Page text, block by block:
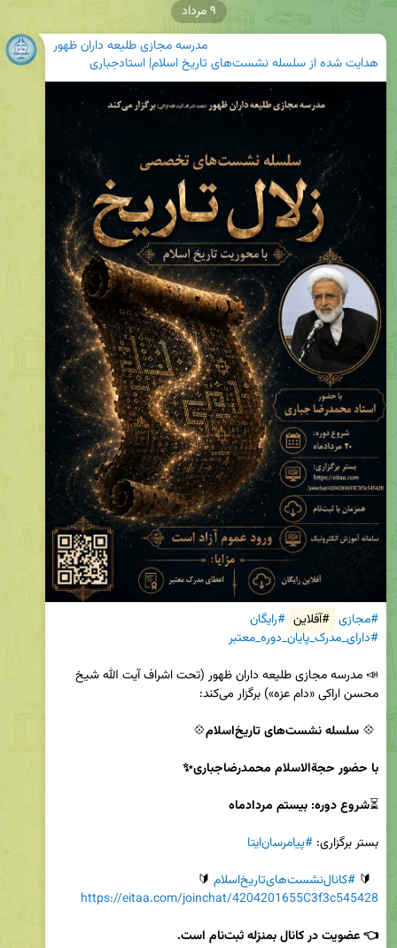
مدرسه مجازی طلیعه داران ظهور
هدایت شده از سلسله نشست‌های تاریخ اسلام| استادجباری
#مجازی #آفلاین #رایگان
#دارای_مدرک_پایان_دوره_معتبر
سلسله نشست‌های تاریخ‌اسلام
با حضور حجةالاسلام محمدرضاجباری✨
⏳شروع دوره: بیستم مردادماه
بستر برگزاری: #پیامرسان‌ایتا
#کانال‌‌نشست‌های‌تاریخ‌اسلام
🔰
https://eitaa.com/joinchat/4204201655C3f3c545428
👈‌ عضویت در کانال بمنزله ثبت‌نام است.
۹ مرداد